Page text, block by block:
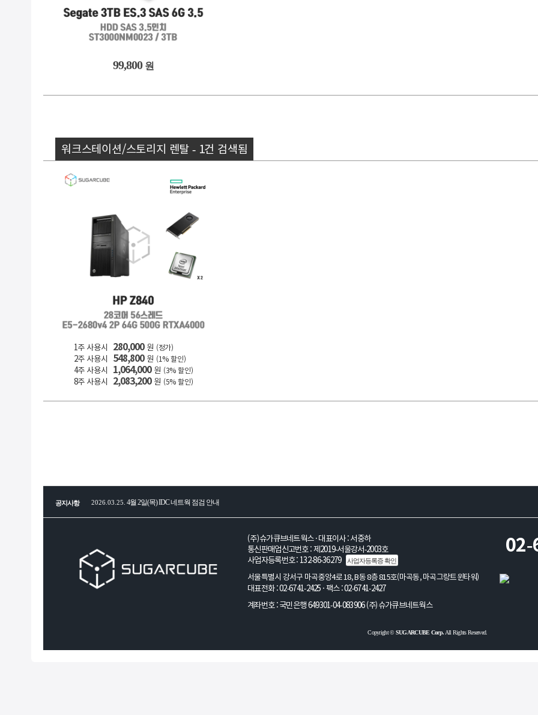
99,800 원
워크스테이션/스토리지 렌탈 - 1건 검색됨
1주 사용시 280,000 원 (정가)
2주 사용시 548,800 원 (1% 할인)
4주 사용시 1,064,000 원 (3% 할인)
8주 사용시 2,083,200 원 (5% 할인)
공지사항 2026.03.25. 4월 2일(목) IDC 네트웍 점검 안내
전세계 CPU, RAM, SSD, HDD, GPU 부품 공급 불안정 안내 참고
2026.01.08. 2026년 병오년(丙午年) 새해 복 많이 받으세요!
(주)슈가큐브네트웍스 · 대표이사 : 서중하
통신판매업신고번호 : 제2019-서울강서-2003호
사업자등록번호 : 132-86-36279
사업자등록증 확인
서울특별시 강서구 마곡중앙4로 18, B동 8층 815호(마곡동, 마곡그랑트윈타워)
대표전화 : 02-6741-2425 · 팩스 : 02-6741-2427
계좌번호 : 국민은행 649301-04-083906 (주)슈가큐브네트웍스
02-
Copyright ©SUGARCUBE Corp. All Rights Reserved.